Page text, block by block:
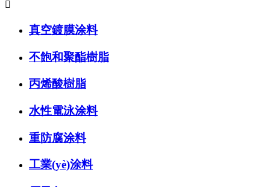

真空鍍膜涂料
不飽和聚酯樹脂
丙烯酸樹脂
水性電泳涂料
重防腐涂料
工業(yè)涂料